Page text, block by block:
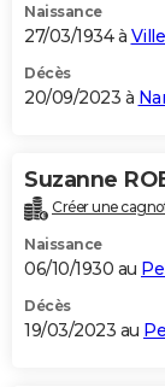
Naissance
27/03/1934 à
Décès
20/09/2023 à
Suzanne
Créer une
Naissance
06/10/1930 au
Décès
19/03/2023 au